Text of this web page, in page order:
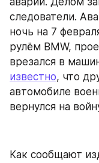
следователи.
ночь на 7
рулём BMW,
известно, что
автомобиле
вернулся на
Как сообщают